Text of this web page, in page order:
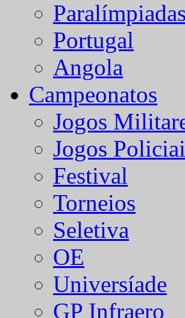
Paralímpiadas
Portugal
Angola
Campeonatos
Jogos
Jogos
Festival
Torneios
Seletiva
OE
Universíade
GP Infraero